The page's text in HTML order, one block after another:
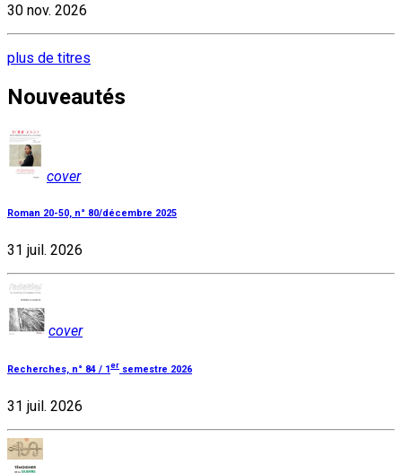
30 nov. 2026
plus de titres
Nouveautés
cover
Roman 20-50, n° 80/décembre 2025
31 juil. 2026
cover
Recherches, n° 84 / 1 er semestre 2026
31 juil. 2026